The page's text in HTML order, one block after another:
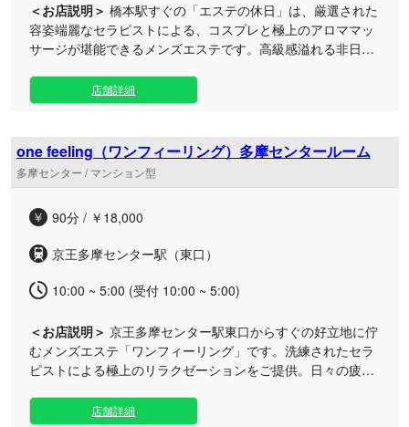
＜お店説明＞ 橋本駅すぐの「エステの休日」は、厳選された
容姿端麗なセラピストによる、コスプレと極上のアロママッ
サージが堪能できるメンズエステです。高級感溢れる非日常
味わう、ワンランク上の深いリラクゼーション 当店は、日々
の忙しさを忘れ、心からリフレッシュしていただける特別な
ストたち。お客様好みの衣装に身を包み、五感を満たすおも
てなしを提供いたします。 お肌に優しい高級アロマオイルへ
のこだわり 施術には、天然由来成分を贅沢に配合した高品質
心地よいアロマの香りに包まれながら、洗練されたハンドテ
クニックでコリや疲れを丁寧に解きほぐします。 朝10時から
翌朝5時まで営業しておりますので、お仕事帰りや深夜のひ
とときにも便利です。 日常を忘れるほどの贅沢な休息を、ぜ
ひ当店でご体感ください。皆様からの橋本駅でのご連絡を、
店舗詳細
one feeling（ワンフィーリング）多摩センタールーム
多摩センター / マンション型
90分 / ￥18,000
京王多摩センター駅（東口）
10:00 ~ 5:00 (受付 10:00 ~ 5:00)
＜お店説明＞ 京王多摩センター駅東口からすぐの好立地に佇
むメンズエステ「ワンフィーリング」です。洗練されたセラ
ピストによる極上のリラクゼーションをご提供。日々の疲れ
店舗詳細